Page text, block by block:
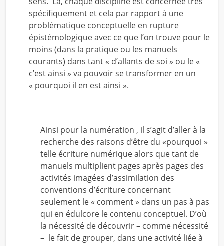
spécifiquement et cela par rapport à une
problématique conceptuelle en rupture
épistémologique avec ce que l’on trouve pour le
moins (dans la pratique ou les manuels
courants) dans tant « d’allants de soi » ou le «
c’est ainsi » va pouvoir se transformer en un
« pourquoi il en est ainsi ».
Ainsi pour la numération , il s’agit d’aller à la
recherche des raisons d’être du «pourquoi »
telle écriture numérique alors que tant de
manuels multiplient pages après pages des
activités imagées d’assimilation des
conventions d’écriture concernant
seulement le « comment » dans un pas à pas
qui en édulcore le contenu conceptuel. D’où
la nécessité de découvrir – comme nécessité
– le fait de grouper, dans une activité liée à